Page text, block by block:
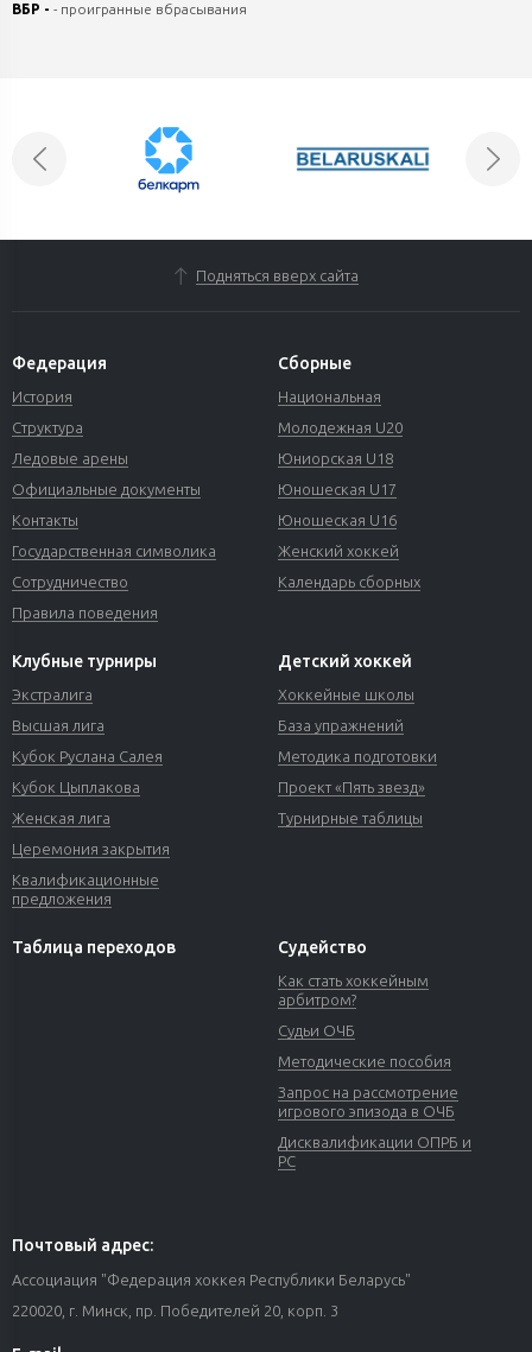
ВБР - - проигранные вбрасывания
Подняться вверх сайта
Федерация
История
Структура
Ледовые арены
Официальные документы
Контакты
Государственная символика
Сотрудничество
Правила поведения
Сборные
Национальная
Молодежная U20
Юниорская U18
Юношеская U17
Юношеская U16
Женский хоккей
Календарь сборных
Клубные турниры
Экстралига
Высшая лига
Кубок Руслана Салея
Кубок Цыплакова
Женская лига
Церемония закрытия
Квалификационные
предложения
Детский хоккей
Хоккейные школы
База упражнений
Методика подготовки
Проект «Пять звезд»
Турнирные таблицы
Таблица переходов Судейство
Как стать хоккейным
арбитром?
Судьи ОЧБ
Методические пособия
Запрос на рассмотрение
игрового эпизода в ОЧБ
Дисквалификации ОПРБ и
РС
Почтовый адрес:
Ассоциация "Федерация хоккея Республики Беларусь"
220020, г. Минск, пр. Победителей 20, корп. 3